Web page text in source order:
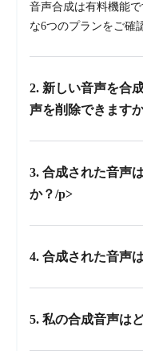
音声合成は有料機能で
な6つのプランをご確
2. 新しい音声を合
声を削除できます
3. 合成された音声
か？/p>
4. 合成された音声
5. 私の合成音声は